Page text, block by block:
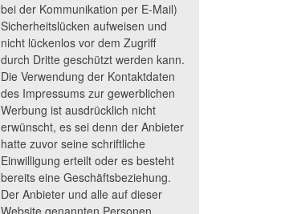
bei der Kommunikation per E-Mail)
Sicherheitslücken aufweisen und
nicht lückenlos vor dem Zugriff
durch Dritte geschützt werden kann.
Die Verwendung der Kontaktdaten
des Impressums zur gewerblichen
Werbung ist ausdrücklich nicht
erwünscht, es sei denn der Anbieter
hatte zuvor seine schriftliche
Einwilligung erteilt oder es besteht
bereits eine Geschäftsbeziehung.
Der Anbieter und alle auf dieser
Website genannten Personen